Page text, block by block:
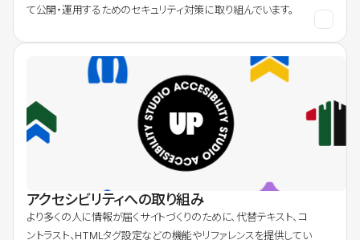
て公開・運用するためのセキュリティ対策に取り組んでいます。
アクセシビリティへの取り組み
より多くの人に情報が届くサイトづくりのために、代替テキスト、コ
ントラスト、HTMLタグ設定などの機能やリファレンスを提供してい